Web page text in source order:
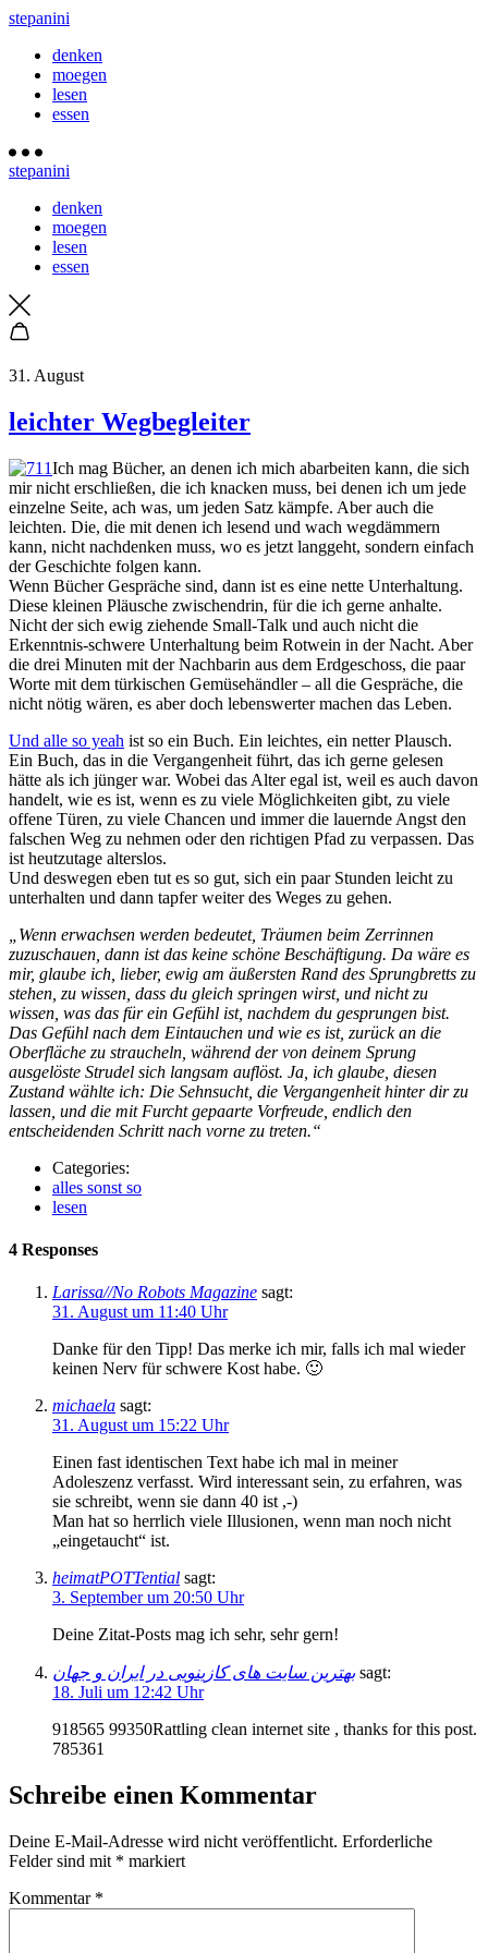
stepanini
denken
moegen
lesen
essen
stepanini
denken
moegen
lesen
essen
31. August
leichter Wegbegleiter
Ich mag Bücher, an denen ich mich abarbeiten kann, die sich
mir nicht erschließen, die ich knacken muss, bei denen ich um jede
einzelne Seite, ach was, um jeden Satz kämpfe. Aber auch die
leichten. Die, die mit denen ich lesend und wach wegdämmern
kann, nicht nachdenken muss, wo es jetzt langgeht, sondern einfach
der Geschichte folgen kann.
Wenn Bücher Gespräche sind, dann ist es eine nette Unterhaltung.
Diese kleinen Pläusche zwischendrin, für die ich gerne anhalte.
Nicht der sich ewig ziehende Small-Talk und auch nicht die
Erkenntnis-schwere Unterhaltung beim Rotwein in der Nacht. Aber
die drei Minuten mit der Nachbarin aus dem Erdgeschoss, die paar
Worte mit dem türkischen Gemüsehändler – all die Gespräche, die
nicht nötig wären, es aber doch lebenswerter machen das Leben.
Und alle so yeah ist so ein Buch. Ein leichtes, ein netter Plausch.
Ein Buch, das in die Vergangenheit führt, das ich gerne gelesen
hätte als ich jünger war. Wobei das Alter egal ist, weil es auch davon
handelt, wie es ist, wenn es zu viele Möglichkeiten gibt, zu viele
offene Türen, zu viele Chancen und immer die lauernde Angst den
falschen Weg zu nehmen oder den richtigen Pfad zu verpassen. Das
ist heutzutage alterslos.
Und deswegen eben tut es so gut, sich ein paar Stunden leicht zu
unterhalten und dann tapfer weiter des Weges zu gehen.
„Wenn erwachsen werden bedeutet, Träumen beim Zerrinnen
zuzuschauen, dann ist das keine schöne Beschäftigung. Da wäre es
mir, glaube ich, lieber, ewig am äußersten Rand des Sprungbretts zu
stehen, zu wissen, dass du gleich springen wirst, und nicht zu
wissen, was das für ein Gefühl ist, nachdem du gesprungen bist.
Das Gefühl nach dem Eintauchen und wie es ist, zurück an die
Oberfläche zu straucheln, während der von deinem Sprung
ausgelöste Strudel sich langsam auflöst. Ja, ich glaube, diesen
Zustand wählte ich: Die Sehnsucht, die Vergangenheit hinter dir zu
lassen, und die mit Furcht gepaarte Vorfreude, endlich den
entscheidenden Schritt nach vorne zu treten.“
Categories:
alles sonst so
lesen
4 Responses
Larissa//No Robots Magazine sagt:
31. August um 11:40 Uhr
Danke für den Tipp! Das merke ich mir, falls ich mal wieder
keinen Nerv für schwere Kost habe. 🙂
michaela sagt:
31. August um 15:22 Uhr
Einen fast identischen Text habe ich mal in meiner
Adoleszenz verfasst. Wird interessant sein, zu erfahren, was
sie schreibt, wenn sie dann 40 ist ,-)
Man hat so herrlich viele Illusionen, wenn man noch nicht
„eingetaucht“ ist.
heimatPOTTential sagt:
3. September um 20:50 Uhr
Deine Zitat-Posts mag ich sehr, sehr gern!
بهترین سایت های کازینویی در ایران و جهان sagt:
18. Juli um 12:42 Uhr
918565 99350Rattling clean internet site , thanks for this post.
785361
Schreibe einen Kommentar
Deine E-Mail-Adresse wird nicht veröffentlicht. Erforderliche
Felder sind mit * markiert
Kommentar *